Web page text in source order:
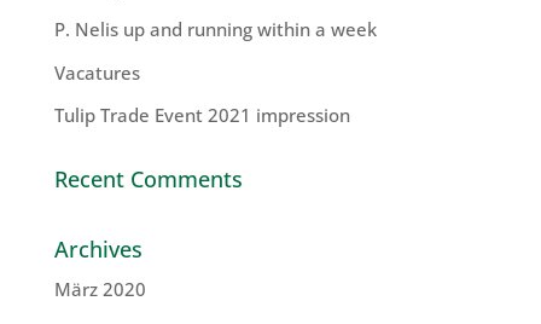
P. Nelis up and running within a week
Vacatures
Tulip Trade Event 2021 impression
Recent Comments
Archives
März 2020